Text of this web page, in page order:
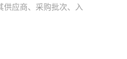
应商、采购批次、入